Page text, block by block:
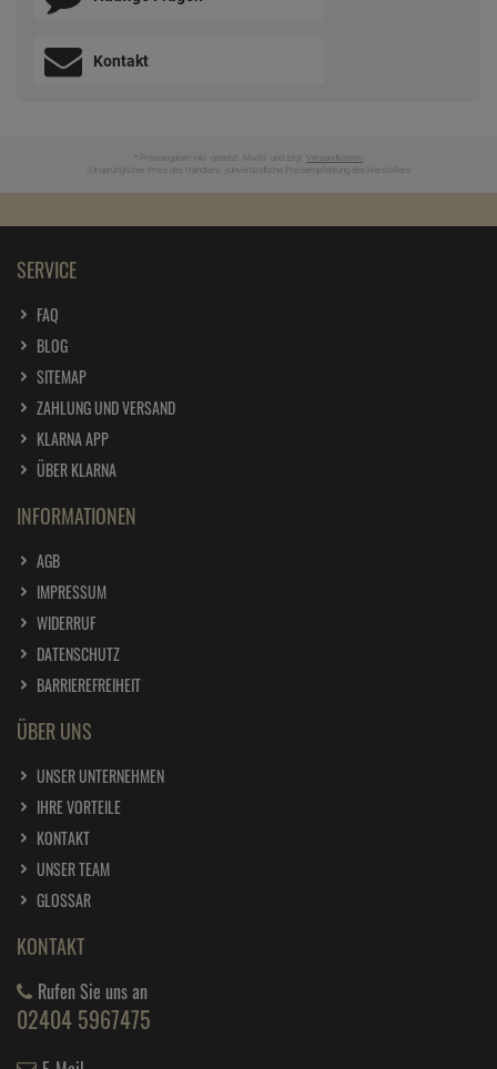
Kontakt
* Preisangaben inkl. gesetzl. MwSt. und zzgl. Versandkosten
Ursprünglicher Preis des Händlers, Unverbindliche Preisempfehlung des Herstellers
SERVICE
FAQ
BLOG
SITEMAP
ZAHLUNG UND VERSAND
KLARNA APP
ÜBER KLARNA
INFORMATIONEN
AGB
IMPRESSUM
WIDERRUF
DATENSCHUTZ
BARRIEREFREIHEIT
ÜBER UNS
UNSER UNTERNEHMEN
IHRE VORTEILE
KONTAKT
UNSER TEAM
GLOSSAR
KONTAKT
Rufen Sie uns an
02404 5967475